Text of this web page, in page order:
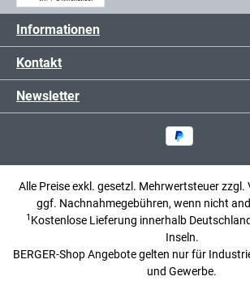
Informationen
Kontakt
Newsletter
Alle Preise exkl. gesetzl. Mehrwertsteuer zzgl.
ggf. Nachnahmegebühren, wenn nicht
1 Kostenlose Lieferung innerhalb
Inseln.
BERGER-Shop Angebote gelten nur für
und Gewerbe.